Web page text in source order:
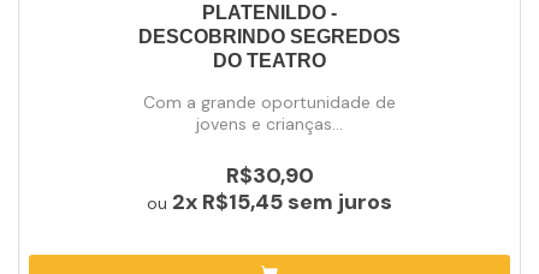
PLATENILDO -
DESCOBRINDO SEGREDOS
DO TEATRO
Com a grande oportunidade de
jovens e crianças...
R$30,90
ou 2x R$15,45 sem juros